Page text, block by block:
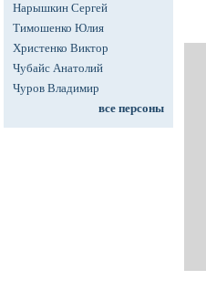
Нарышкин Сергей
Тимошенко Юлия
Христенко Виктор
Чубайс Анатолий
Чуров Владимир
все персоны